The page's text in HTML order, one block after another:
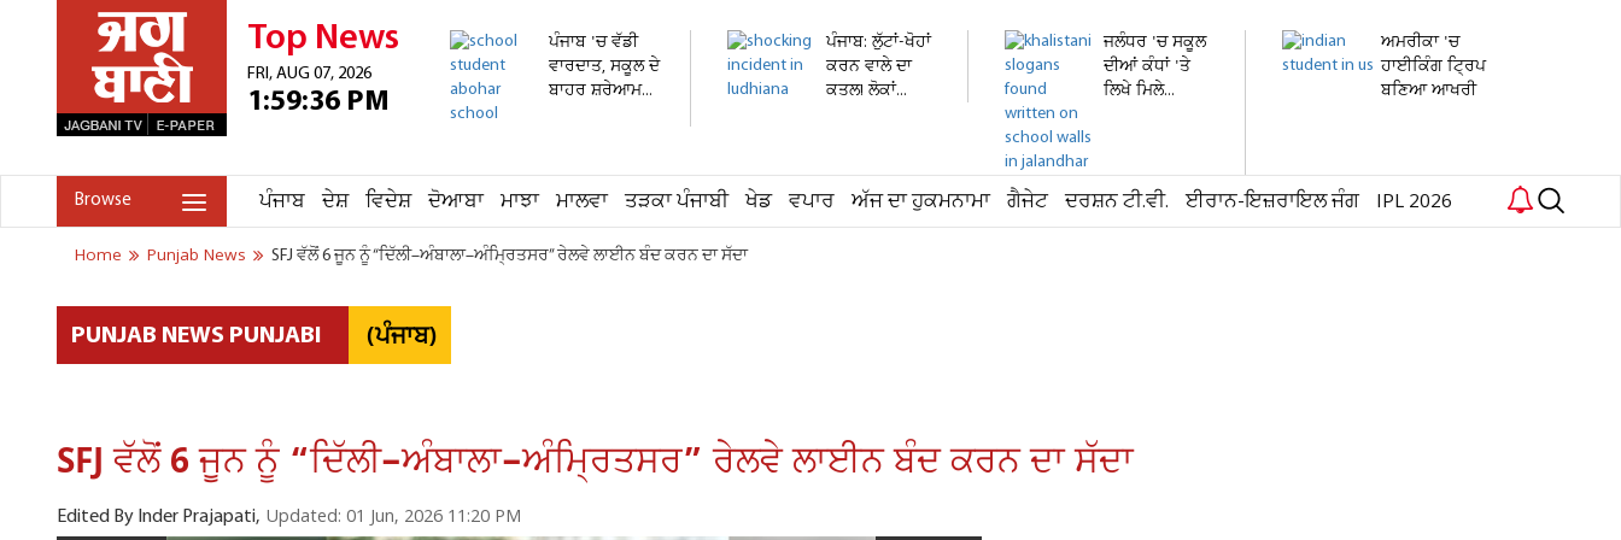
Top News
FRI, AUG 07, 2026
1:59:36 PM
ਪੰਜਾਬ 'ਚ ਵੱਡੀ
ਵਾਰਦਾਤ, ਸਕੂਲ ਦੇ
ਬਾਹਰ ਸ਼ਰੇਆਮ...
ਪੰਜਾਬ: ਲੁੱਟਾਂ-ਖੋਹਾਂ
ਕਰਨ ਵਾਲੇ ਦਾ
ਕਤਲ! ਲੋਕਾਂ...
ਜਲੰਧਰ 'ਚ ਸਕੂਲ
ਦੀਆਂ ਕੰਧਾਂ 'ਤੇ
ਲਿਖੇ ਮਿਲੇ...
ਅਮਰੀਕਾ 'ਚ
ਹਾਈਕਿੰਗ ਟ੍ਰਿਪ
ਬਣਿਆ ਆਖਰੀ
Browse ਪੰਜਾਬ ਦੇਸ਼ ਵਿਦੇਸ਼ ਦੋਆਬਾ ਮਾਝਾ ਮਾਲਵਾ ਤੜਕਾ ਪੰਜਾਬੀ ਖੇਡ ਵਪਾਰ ਅੱਜ ਦਾ ਹੁਕਮਨਾਮਾ ਗੈਜੇਟ ਦਰਸ਼ਨ ਟੀ.ਵੀ. ਈਰਾਨ-ਇਜ਼ਰਾਇਲ ਜੰਗ IPL 2026
Home Punjab News SFJ ਵੱਲੋਂ 6 ਜੂਨ ਨੂੰ “ਦਿੱਲੀ–ਅੰਬਾਲਾ–ਅੰਮ੍ਰਿਤਸਰ” ਰੇਲਵੇ ਲਾਈਨ ਬੰਦ ਕਰਨ ਦਾ ਸੱਦਾ
PUNJAB NEWS PUNJABI (ਪੰਜਾਬ)
SFJ ਵੱਲੋਂ 6 ਜੂਨ ਨੂੰ “ਦਿੱਲੀ–ਅੰਬਾਲਾ–ਅੰਮ੍ਰਿਤਸਰ” ਰੇਲਵੇ ਲਾਈਨ ਬੰਦ ਕਰਨ ਦਾ ਸੱਦਾ
Edited By Inder Prajapati, Updated: 01 Jun, 2026 11:20 PM